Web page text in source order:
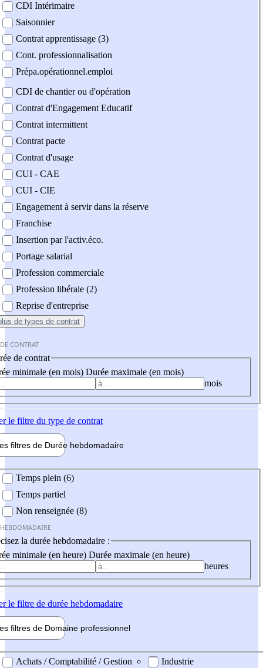
CDI Intérimaire
Saisonnier
Contrat apprentissage (3)
Cont. professionnalisation
Prépa.opérationnel.emploi
CDI de chantier ou d'opération
Contrat d'Engagement Educatif
Contrat intermittent
Contrat pacte
Contrat d'usage
CUI - CAE
CUI - CIE
Engagement à servir dans la réserve
Franchise
Insertion par l'activ.éco.
Portage salarial
Profession commerciale
Profession libérale (2)
Reprise d'entreprise
de types de contrat
CONTRAT
de contrat
minimale (en mois) Durée maximale (en mois)
mois
le filtre du type de contrat
filtres de Durée hebdomadaire
Temps plein (6)
Temps partiel
Non renseignée (8)
la durée hebdomadaire :
minimale (en heure) Durée maximale (en heure)
heures
le filtre de durée hebdomadaire
filtres de Domaine professionnel
professionel
Achats / Comptabilité / Gestion
Industrie